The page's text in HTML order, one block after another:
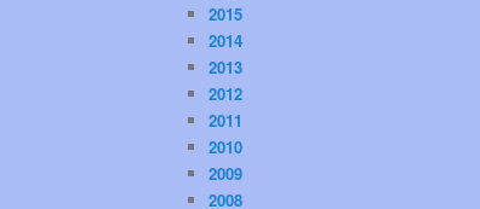
2015
2014
2013
2012
2011
2010
2009
2008